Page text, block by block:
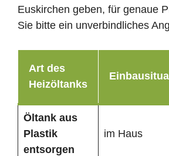
Euskirchen geben, für genaue
Sie bitte ein unverbindliches
Art des
Heizöltanks
Öltank aus
Plastik
entsorgen
im Haus